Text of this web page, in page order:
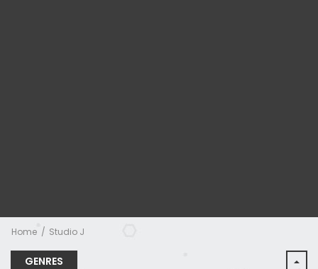
Home Studio J
GENRES